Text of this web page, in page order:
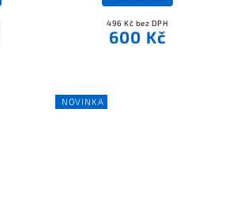
496 Kč bez DPH
600 Kč
NOVINKA